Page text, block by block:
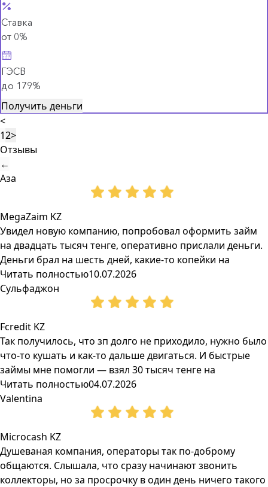
Ставка
от 0%
ГЭСВ
до 179%
Получить деньги
<
12>
Отзывы
←
Аза
MegaZaim KZ
Увидел новую компанию, попробовал оформить займ
на двадцать тысяч тенге, оперативно прислали деньги.
Деньги брал на шесть дней, какие-то копейки на
Читать полностью10.07.2026
Сульфаджон
Fcredit KZ
Так получилось, что зп долго не приходило, нужно было
что-то кушать и как-то дальше двигаться. И быстрые
займы мне помогли — взял 30 тысяч тенге на
Читать полностью04.07.2026
Valentina
Microcash KZ
Душеваная компания, операторы так по-доброму
общаются. Слышала, что сразу начинают звонить
коллекторы, но за просрочку в один день ничего такого